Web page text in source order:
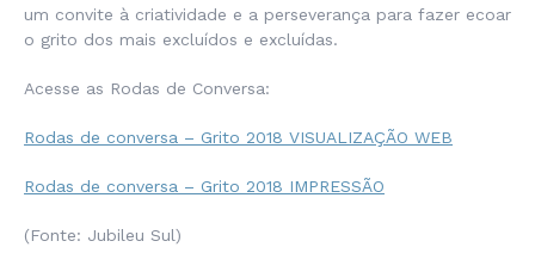
um convite à criatividade e a perseverança para fazer ecoar
o grito dos mais excluídos e excluídas.
Acesse as Rodas de Conversa:
Rodas de conversa – Grito 2018 VISUALIZAÇÃO WEB
Rodas de conversa – Grito 2018 IMPRESSÃO
(Fonte: Jubileu Sul)